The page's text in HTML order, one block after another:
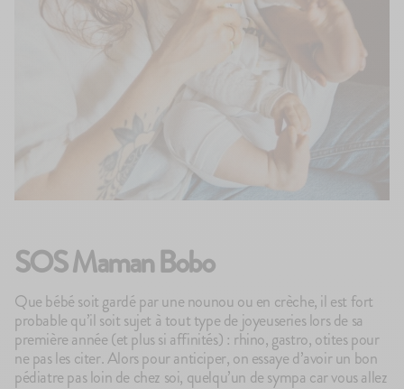
SOS Maman Bobo
Que bébé soit gardé par une nounou ou en crèche, il est fort
probable qu’il soit sujet à tout type de joyeuseries lors de sa
première année (et plus si affinités) : rhino, gastro, otites pour
ne pas les citer. Alors pour anticiper, on essaye d’avoir un bon
pédiatre pas loin de chez soi, quelqu’un de sympa car vous allez